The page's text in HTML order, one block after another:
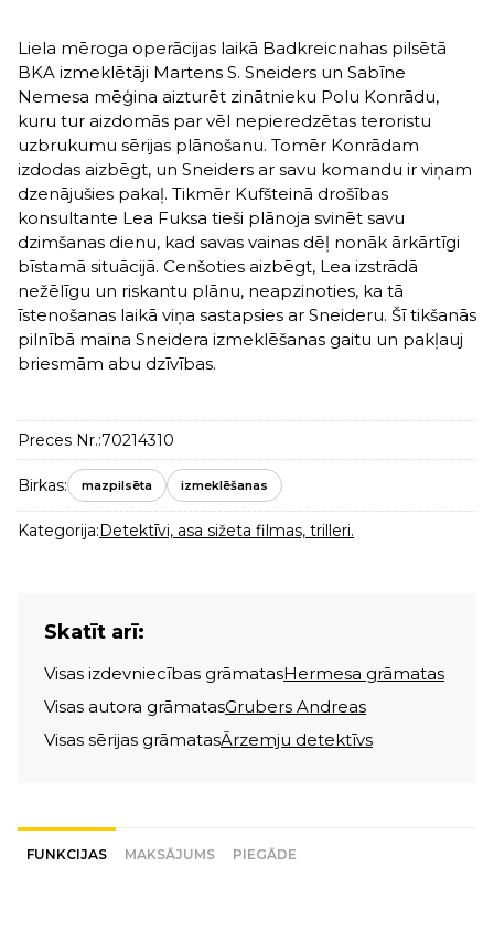
Liela mēroga operācijas laikā Badkreicnahas pilsētā
BKA izmeklētāji Martens S. Sneiders un Sabīne
Nemesa mēģina aizturēt zinātnieku Polu Konrādu,
kuru tur aizdomās par vēl nepieredzētas teroristu
uzbrukumu sērijas plānošanu. Tomēr Konrādam
izdodas aizbēgt, un Sneiders ar savu komandu ir viņam
dzenājušies pakaļ. Tikmēr Kufšteinā drošības
konsultante Lea Fuksa tieši plānoja svinēt savu
dzimšanas dienu, kad savas vainas dēļ nonāk ārkārtīgi
bīstamā situācijā. Cenšoties aizbēgt, Lea izstrādā
nežēlīgu un riskantu plānu, neapzinoties, ka tā
īstenošanas laikā viņa sastapsies ar Sneideru. Šī tikšanās
pilnībā maina Sneidera izmeklēšanas gaitu un pakļauj
briesmām abu dzīvības.
Preces Nr.:70214310
Birkas: mazpilsēta izmeklēšanas
Kategorija:Detektīvi, asa sižeta filmas, trilleri.
Skatīt arī:
Visas izdevniecības grāmatasHermesa grāmatas
Visas autora grāmatasGrubers Andreas
Visas sērijas grāmatasĀrzemju detektīvs
FUNKCIJAS MAKSĀJUMS PIEGĀDE